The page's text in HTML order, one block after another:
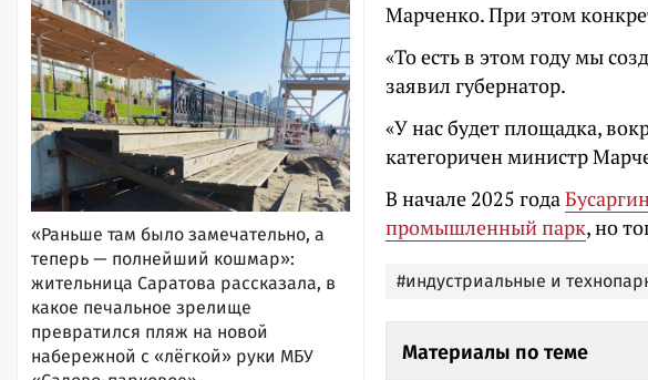
«Раньше там было замечательно, а
теперь — полнейший кошмар»:
жительница Саратова рассказала, в
какое печальное зрелище
превратился пляж на новой
набережной с «лёгкой» руки МБУ
Марченко. При этом
«То есть в этом году мы
заявил губернатор.
«У нас будет площадка,
категоричен министр
В начале 2025 года
промышленный парк, но
#индустриальные и
Материалы по теме